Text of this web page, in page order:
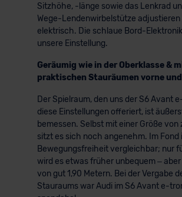
Sitzhöhe, -länge sowie das Lenkrad
Wege-Lendenwirbelstütze adjustieren
elektrisch. Die schlaue Bord-
unsere Einstellung.
Geräumig wie in der Oberklasse &
praktischen Stauräumen vorne
Der Spielraum, den uns der S6 Avant
diese Einstellungen offeriert, ist
bemessen. Selbst mit einer Größe von
sitzt es sich noch angenehm. Im Fond
Bewegungsfreiheit vergleichbar; nur
wird es etwas früher unbequem – aber
von gut 1,90 Metern. Bei der Vergabe
Stauraums war Audi im S6 Avant e-